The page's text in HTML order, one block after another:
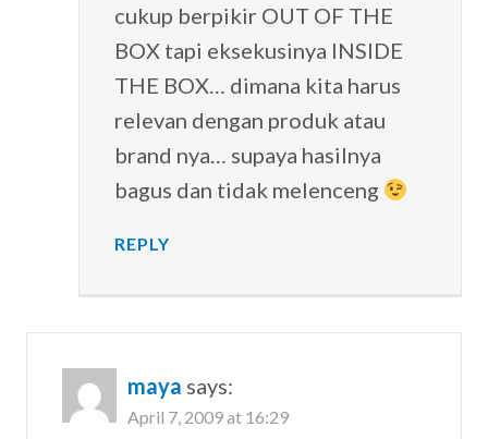
cukup berpikir OUT OF THE
BOX tapi eksekusinya INSIDE
THE BOX… dimana kita harus
relevan dengan produk atau
brand nya… supaya hasilnya
bagus dan tidak melenceng
REPLY
maya says:
April 7, 2009 at 16:29